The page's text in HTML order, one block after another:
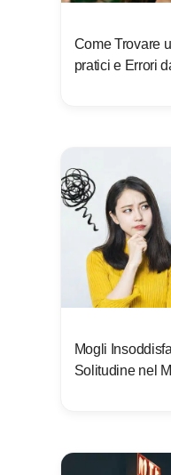
Come Trovare
pratici e Errori
Mogli
Solitudine nel